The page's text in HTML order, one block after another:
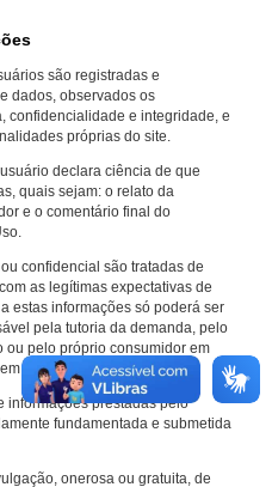
são registradas e
dados, observados os
confidencialidade e integridade, e
próprias do site.
declara ciência de que
quais sejam: o relato da
e o comentário final do
confidencial são tratadas de
as legítimas expectativas de
estas informações só poderá ser
pela tutoria da demanda, pelo
pelo próprio consumidor em
respeito.
informações prestadas pelo
fundamentada e submetida
onerosa ou gratuita, de